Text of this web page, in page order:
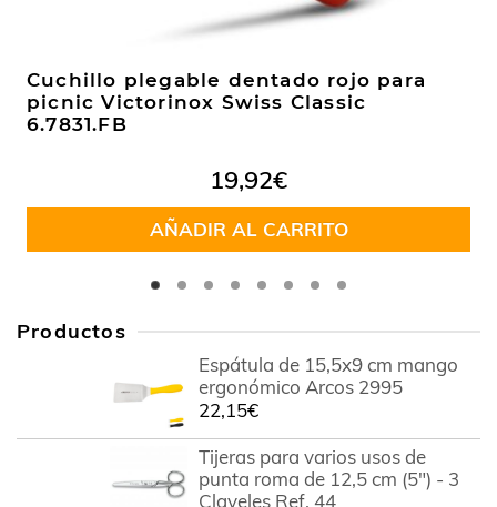
Cuchillo plegable dentado rojo para
picnic Victorinox Swiss Classic
6.7831.FB
19,92€
AÑADIR AL CARRITO
Productos
Espátula de 15,5x9 cm mango
ergonómico Arcos 2995
22,15€
Tijeras para varios usos de
punta roma de 12,5 cm (5") - 3
Claveles Ref. 44